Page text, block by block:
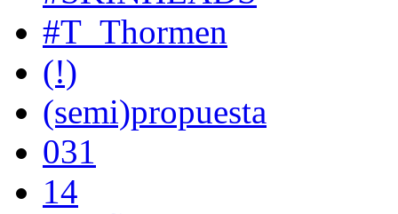
#T_Thormen
(!)
(semi)propuesta
031
14